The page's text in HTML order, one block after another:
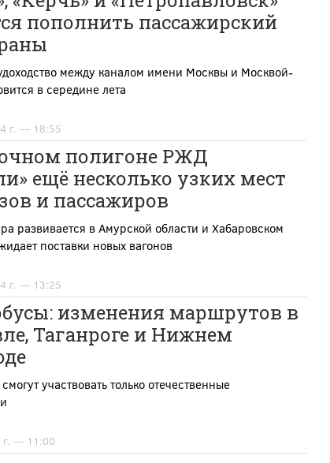
пополнить пассажирский
между каналом имени Москвы и Москвой-
в середине лета
г. — 18:55
полигоне РЖД
ещё несколько узких мест
и пассажиров
развивается в Амурской области и Хабаровском
поставки новых вагонов
г. — 13:25
изменения маршрутов в
Таганроге и Нижнем
участвовать только отечественные
г. — 11:00